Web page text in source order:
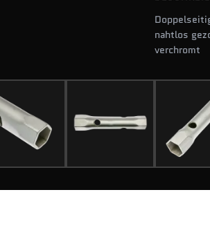
nahtlos
verchromt